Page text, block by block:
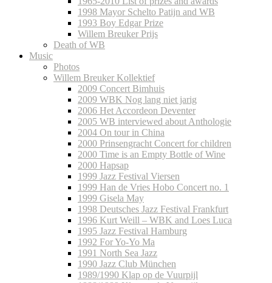
1998 Mayor Schelto Patijn and WB
1993 Boy Edgar Prize
Willem Breuker Prijs
Death of WB
Music
Photos
Willem Breuker Kollektief
2009 Concert Bimhuis
2009 WBK Nog lang niet jarig
2006 Het Accordeon Deventer
2005 WB interviewed about Anthologie
2004 On tour in China
2000 Prinsengracht Concert for children
2000 Time is an Empty Bottle of Wine
2000 Hapsap
1999 Jazz Festival Viersen
1999 Han de Vries Hobo Concert no. 1
1999 Gisela May
1998 Deutsches Jazz Festival Frankfurt
1996 Kurt Weill – WBK and Loes Luca
1995 Jazz Festival Hamburg
1992 For Yo-Yo Ma
1991 North Sea Jazz
1990 Jazz Club München
1989/1990 Klap op de Vuurpijl